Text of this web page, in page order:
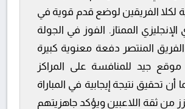
لكلا الفريقين لوضع قدم قوية في
الممتاز. الفوز في الجولة
المنتصر دفعة معنوية كبيرة
جيد للمنافسة على المراكز
أن تحقيق نتيجة إيجابية في المباراة
من ثقة اللاعبين ويؤكد جاهزيتهم